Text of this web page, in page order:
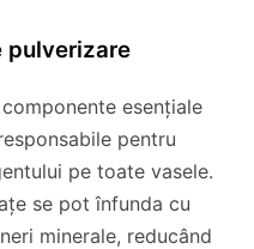
pulverizare
esențiale
pentru
pe toate vasele.
se pot înfunda cu
minerale, reducând